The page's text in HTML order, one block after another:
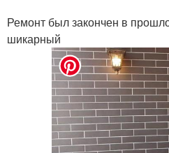
Ремонт был закончен в
шикарный